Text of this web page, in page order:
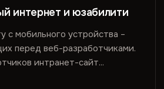
интернет и юзабилити
с мобильного устройства –
перед веб-разработчиками.
интранет-сайт...